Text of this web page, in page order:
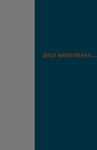
Jetzt weiterlesen…